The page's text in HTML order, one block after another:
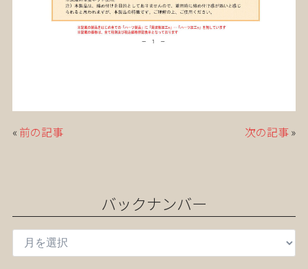
« 前の記事 次の記事»
バックナンバー